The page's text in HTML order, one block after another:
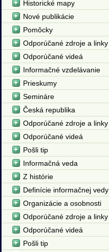
Historické mapy
Nové publikácie
Pomôcky
Odporúčané zdroje a linky
Odporúčané videá
Informačné vzdelávanie
Prieskumy
Semináre
Česká republika
Odporúčané zdroje a linky
Odporúčané videá
Pošli tip
Informačná veda
Z histórie
Definície informačnej vedy
Organizácie a osobnosti
Odporúčané zdroje a linky
Odporúčané videá
Pošli tip